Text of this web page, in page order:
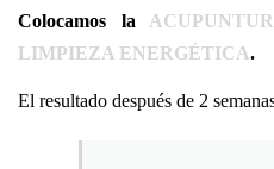
Colocamos la
LIMPIEZA ENERGÉTICA.
El resultado después de 2